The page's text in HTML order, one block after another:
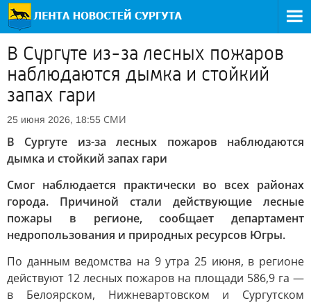
В Сургуте из-за лесных пожаров
наблюдаются дымка и стойкий
запах гари
25 июня 2026, 18:55 СМИ
В Сургуте из-за лесных пожаров наблюдаются
дымка и стойкий запах гари
Смог наблюдается практически во всех районах
города. Причиной стали действующие лесные
пожары в регионе, сообщает департамент
недропользования и природных ресурсов Югры.
По данным ведомства на 9 утра 25 июня, в регионе
действуют 12 лесных пожаров на площади 586,9 га —
в Белоярском, Нижневартовском и Сургутском